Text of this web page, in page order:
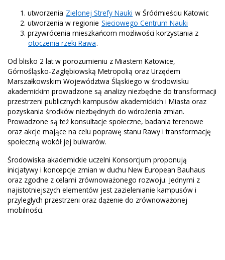
utworzenia Zielonej Strefy Nauki w Śródmieściu Katowic
utworzenia w regionie Sieciowego Centrum Nauki
przywrócenia mieszkańcom możliwości korzystania z
otoczenia rzeki Rawa.
Od blisko 2 lat w porozumieniu z Miastem Katowice,
Górnośląsko-Zagłębiowską Metropolią oraz Urzędem
Marszałkowskim Województwa Śląskiego w środowisku
akademickim prowadzone są analizy niezbędne do transformacji
przestrzeni publicznych kampusów akademickich i Miasta oraz
pozyskania środków niezbędnych do wdrożenia zmian.
Prowadzone są też konsultacje społeczne, badania terenowe
oraz akcje mające na celu poprawę stanu Rawy i transformację
społeczną wokół jej bulwarów.
Środowiska akademickie uczelni Konsorcjum proponują
inicjatywy i koncepcje zmian w duchu New European Bauhaus
oraz zgodne z celami zrównoważonego rozwoju. Jednymi z
najistotniejszych elementów jest zazielenianie kampusów i
przyległych przestrzeni oraz dążenie do zrównoważonej
mobilności.